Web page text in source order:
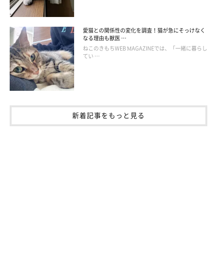
お話を伺った先生／小宮山典寛先生（日本動物病院協会
（JAHA）認定獣医内科認定医 NPO法人小動物疾患研究所理事
長）
参考／「ねこのきもち」2018年８月号『認知症チェックシート
付き 愛猫のこんな症状、もしかしたら認知症かも！？』
文／田山郁
愛猫との関係性の変化を調査！猫が急にそっけなく
なる理由も獣医 …
ねこのきもちWEB MAGAZINEでは、「一緒に暮らし
てい …
新着記事をもっと見る